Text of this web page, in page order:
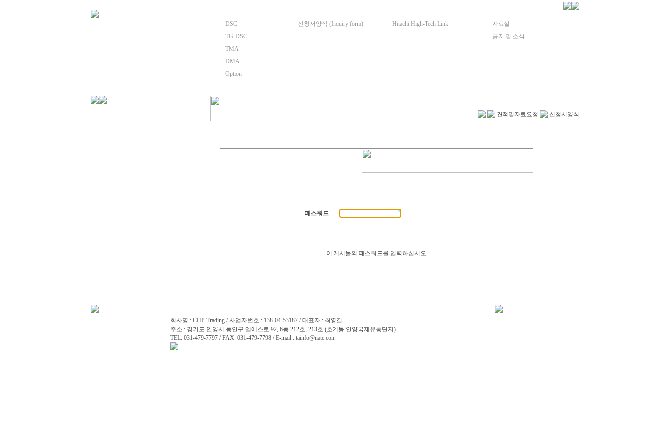
DSC
TG-DSC
TMA
DMA
Option
신청서양식 (Inquiry form) Hitachi High-Tech Link
자료실
공지 및 소식
견적및자료요청 신청서양식
패스워드
이 게시물의 패스워드를 입력하십시오.
회사명 : CHP Trading / 사업자번호 : 138-04-53187 / 대표자 : 최영길
주소 : 경기도 안양시 동안구 엘에스로 92, 6동 212호, 213호 (호계동 안양국제유통단지)
TEL. 031-479-7797 / FAX. 031-479-7798 / E-mail : tainfo@nate.com